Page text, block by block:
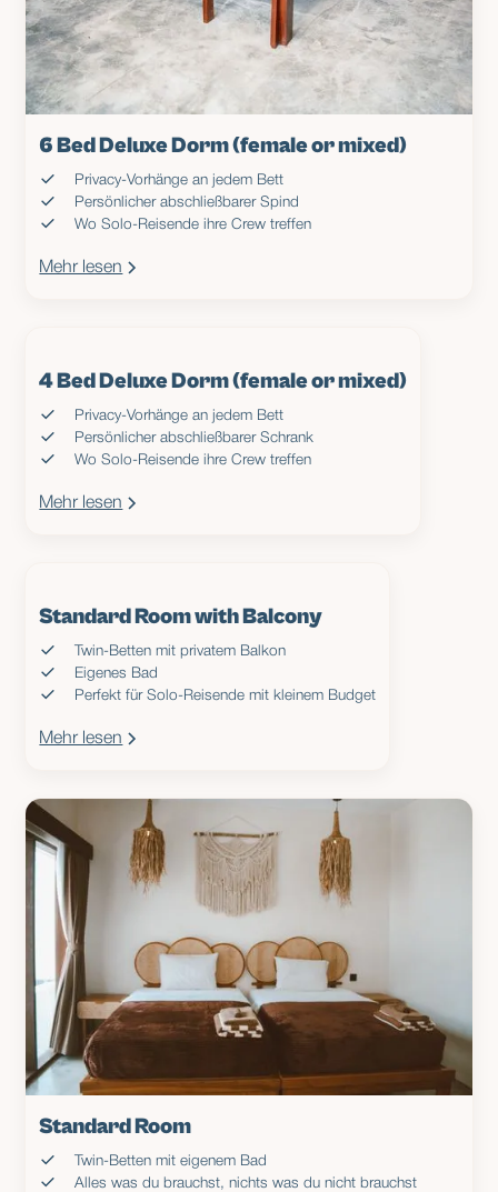
6 Bed Deluxe Dorm (female or mixed)
Privacy-Vorhänge an jedem Bett
Persönlicher abschließbarer Spind
Wo Solo-Reisende ihre Crew treffen
Mehr lesen
4 Bed Deluxe Dorm (female or mixed)
Privacy-Vorhänge an jedem Bett
Persönlicher abschließbarer Schrank
Wo Solo-Reisende ihre Crew treffen
Mehr lesen
Standard Room with Balcony
Twin-Betten mit privatem Balkon
Eigenes Bad
Perfekt für Solo-Reisende mit kleinem Budget
Mehr lesen
Standard Room
Twin-Betten mit eigenem Bad
Alles was du brauchst, nichts was du nicht brauchst